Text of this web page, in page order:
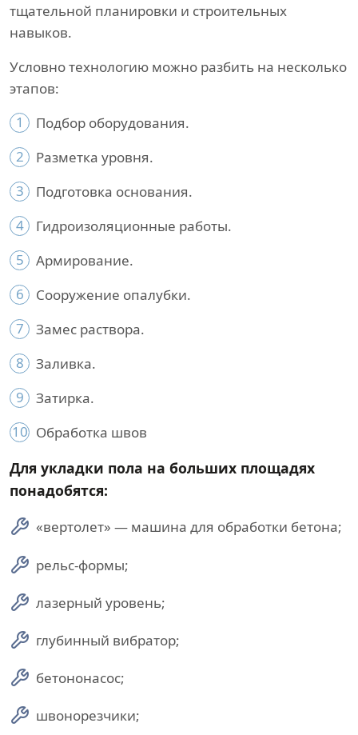
тщательной планировки и строительных
навыков.
Условно технологию можно разбить на несколько
этапов:
1
Подбор оборудования.
2
Разметка уровня.
3
Подготовка основания.
4
Гидроизоляционные работы.
5
Армирование.
6
Сооружение опалубки.
7
Замес раствора.
8
Заливка.
9
Затирка.
10 Обработка швов
Для укладки пола на больших площадях
понадобятся:
«вертолет» — машина для обработки бетона;
рельс-формы;
лазерный уровень;
глубинный вибратор;
бетононасос;
швонорезчики;